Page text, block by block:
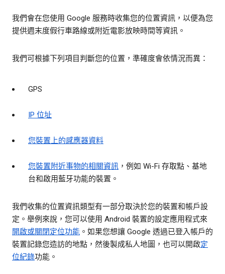
我們會在您使用 Google 服務時收集您的位置資訊，以便為您
提供週末度假行車路線或附近電影放映時間等資訊。
我們可根據下列項目判斷您的位置，準確度會依情況而異：
GPS
IP 位址
您裝置上的感應器資料
您裝置附近事物的相關資訊 ，例如 Wi-Fi 存取點、基地
台和啟用藍牙功能的裝置。
我們收集的位置資訊類型有一部分取決於您的裝置和帳戶設
定。舉例來說，您可以使用 Android 裝置的設定應用程式來
開啟或關閉定位功能 。如果您想讓 Google 透過已登入帳戶的
裝置記錄您造訪的地點，然後製成私人地圖，也可以開啟定
位紀錄功能。